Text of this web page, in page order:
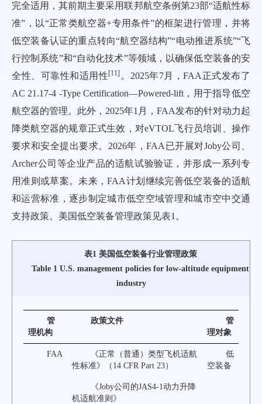
完全适用，其前期主要采用联邦航空条例第23部“适航性标
准”，以“正常类航空器+专用条件”的框架进行管理，并将
低空装备认证的重点转向“航空器结构”“电动推进系统”“飞
行控制系统”和“自动化技术”等领域，以确保低空装备的安
全性、可靠性和适用性[11] 。2025年7月，FAA正式发布了
AC 21.17-4 -Type Certification—Powered-lift，用于指导低空
航空器的管理。此外，2025年1月，FAA发布的针对动力起
降类航空器的规章正式生效，对eVTOL飞行员培训、操作
要求和安全提出要求。2026年，FAA已开展对Joby公司、
Archer公司等企业产品的适航试验验证，并形成一系列专
用准则或草案。未来，FAA计划继续完善低空装备的适航
和运营标准，逐步制定城市低空空域管理和城市空中交通
支持政策。美国低空装备管理政策见表1 。
表1 美国低空装备行业管理政策
Table 1 U.S. management policies for low-altitude equipment
industry
管
理机构
政策文件
管
理对象
FAA
《正常（普通）类型飞机适航
性标准》（14 CFR Part 23）
低
空装备
《Joby公司的JAS4-1动力升降
机适航准则》